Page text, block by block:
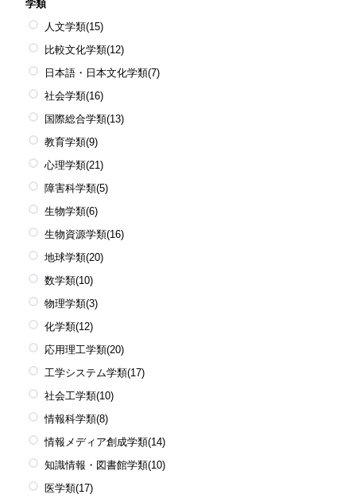
学類
人文学類(15)
比較文化学類(12)
日本語・日本文化学類(7)
社会学類(16)
国際総合学類(13)
教育学類(9)
心理学類(21)
障害科学類(5)
生物学類(6)
生物資源学類(16)
地球学類(20)
数学類(10)
物理学類(3)
化学類(12)
応用理工学類(20)
工学システム学類(17)
社会工学類(10)
情報科学類(8)
情報メディア創成学類(14)
知識情報・図書館学類(10)
医学類(17)